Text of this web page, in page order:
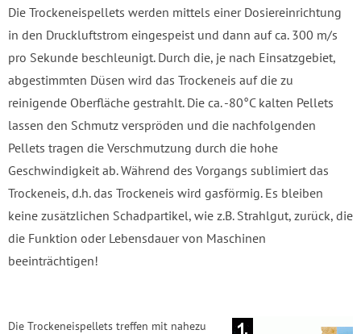
Die Trockeneispellets werden mittels einer Dosiereinrichtung
in den Druckluftstrom eingespeist und dann auf ca. 300 m/s
pro Sekunde beschleunigt. Durch die, je nach Einsatzgebiet,
abgestimmten Düsen wird das Trockeneis auf die zu
reinigende Oberfläche gestrahlt. Die ca. -80°C kalten Pellets
lassen den Schmutz verspröden und die nachfolgenden
Pellets tragen die Verschmutzung durch die hohe
Geschwindigkeit ab. Während des Vorgangs sublimiert das
Trockeneis, d.h. das Trockeneis wird gasförmig. Es bleiben
keine zusätzlichen Schadpartikel, wie z.B. Strahlgut, zurück, die
die Funktion oder Lebensdauer von Maschinen
beeinträchtigen!
Die Trockeneispellets treffen mit nahezu